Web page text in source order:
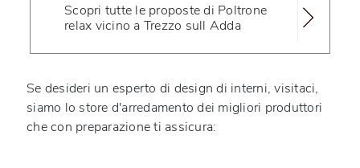
Scopri tutte le proposte di Poltrone
relax vicino a Trezzo sull Adda
Se desideri un esperto di design di interni, visitaci,
siamo lo store d'arredamento dei migliori produttori
che con preparazione ti assicura: